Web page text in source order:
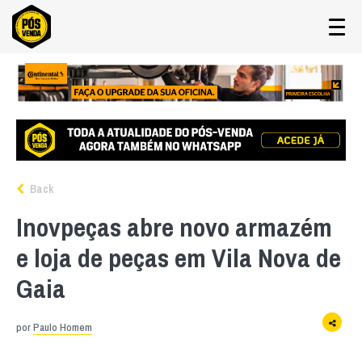
Back
Inovpeças abre novo armazém
e loja de peças em Vila Nova de
Gaia
porPaulo Homem